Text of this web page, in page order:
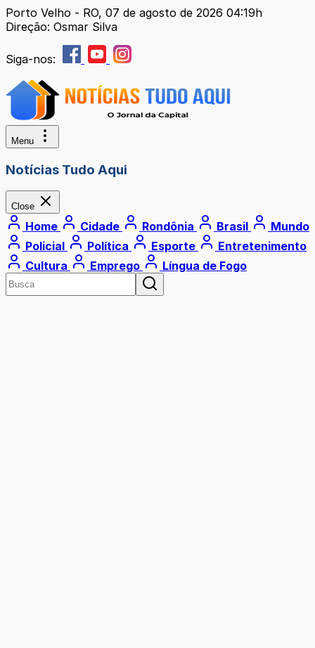
Porto Velho - RO, 07 de agosto de 2026 04:19h
Direção: Osmar Silva
Siga-nos:
Menu
Notícias Tudo Aqui
Close
Home Cidade Rondônia Brasil
Mundo
Policial
Política Esporte
Entretenimento
Cultura
Emprego Língua de Fogo